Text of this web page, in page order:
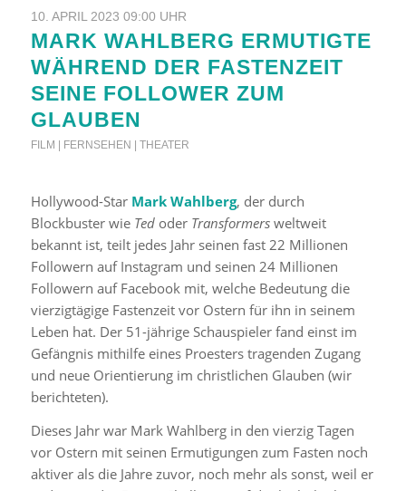
10. APRIL 2023 09:00 UHR
MARK WAHLBERG ERMUTIGTE
WÄHREND DER FASTENZEIT
SEINE FOLLOWER ZUM
GLAUBEN
FILM | FERNSEHEN | THEATER
Hollywood-Star Mark Wahlberg, der durch
Blockbuster wie Tedoder Transformersweltweit
bekannt ist, teilt jedes Jahr seinen fast 22 Millionen
Followern auf Instagram und seinen 24 Millionen
Followern auf Facebook mit, welche Bedeutung die
vierzigtägige Fastenzeit vor Ostern für ihn in seinem
Leben hat. Der 51-jährige Schauspieler fand einst im
Gefängnis mithilfe eines Proesters tragenden Zugang
und neue Orientierung im christlichen Glauben (wir
berichteten).
Dieses Jahr war Mark Wahlberg in den vierzig Tagen
vor Ostern mit seinen Ermutigungen zum Fasten noch
aktiver als die Jahre zuvor, noch mehr als sonst, weil er